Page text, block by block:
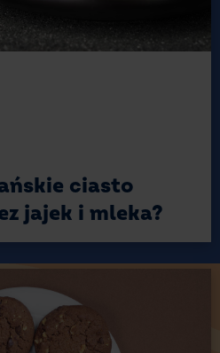
ciasto
jajek i mleka?